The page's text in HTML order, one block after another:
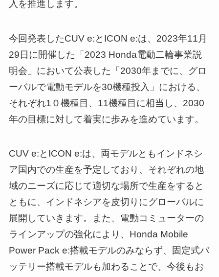
入を推進します。
今回発表したCUV e:とICON e:は、2023年11月
29日に開催した「2023 Honda電動二輪事業説
明会」において公表した「2030年までに、グロ
ーバルで電動モデルを30機種投入」における、
それぞれ1０機種目、11機種目に相当し、2030
年の目標に対して着実に歩みを進めています。
CUV e:とICON e:は、両モデルともインドネシ
ア国内での生産を予定しており、それぞれの地
域のニーズに応じて適切な場所で生産をすると
ともに、インドネシアを皮切りにグローバルに
展開していきます。また、電動コミューターの
ラインアップの強化により、Honda Mobile
Power Pack e:搭載モデルのみならず、固定式バ
ッテリー搭載モデルも加わることで、今後もお